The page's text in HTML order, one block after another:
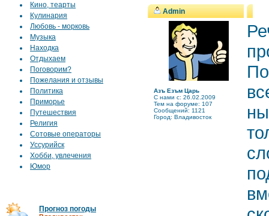
Кино, теарты
Кулинария
Любовь - морковь
Музыка
Находка
Отдыхаем
Поговорим?
Пожелания и отзывы
Политика
Приморье
Путешествия
Религия
Сотовые операторы
Уссурийск
Хобби, увлечения
Юмор
Прогноз погоды
Admin
Азъ Езъм Царь
C нами с: 26.02.2009
Тем на форуме: 107
Сообщений: 1121
Город: Владивосток